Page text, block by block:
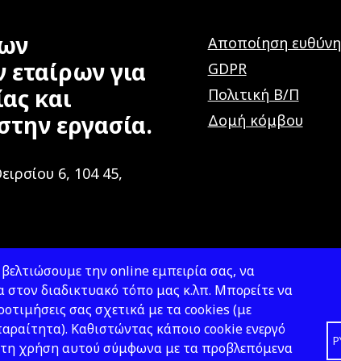
εταίρων για
και
εργασία.
6, 104 45,
Αποποίηση
GDPR
Πολιτική Β/Π
Δομή κόμβου
την online εμπειρία σας, να
διαδικτυακό τόπο μας κ.λπ. Μπορείτε να
σας σχετικά με τα cookies (με
Καθιστώντας κάποιο cookie ενεργό
τη χρήση αυτού σύμφωνα με τα προβλεπόμενα